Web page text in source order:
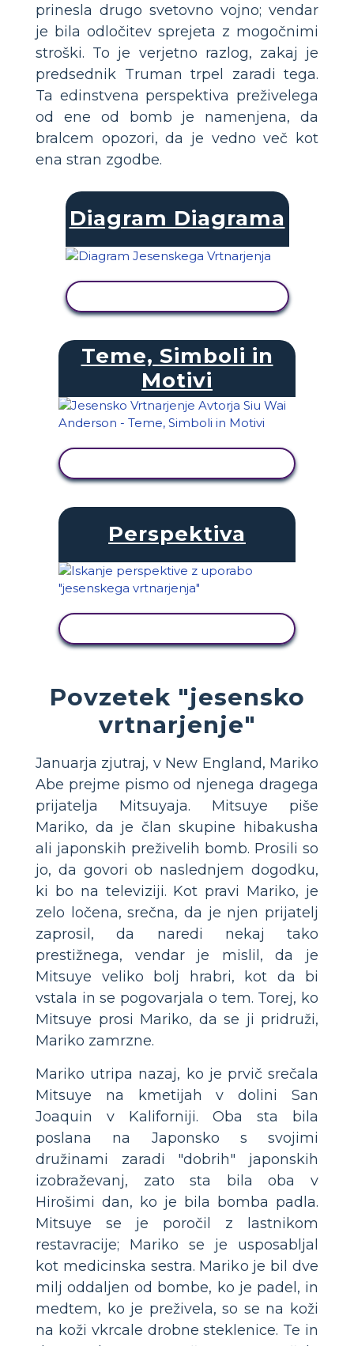
prinesla drugo svetovno vojno; vendar
je bila odločitev sprejeta z mogočnimi
stroški. To je verjetno razlog, zakaj je
predsednik Truman trpel zaradi tega.
Ta edinstvena perspektiva preživelega
od ene od bomb je namenjena, da
bralcem opozori, da je vedno več kot
ena stran zgodbe.
Diagram Diagrama
Teme, Simboli in
Motivi
Perspektiva
Povzetek "jesensko
vrtnarjenje"
Januarja zjutraj, v New England, Mariko
Abe prejme pismo od njenega dragega
prijatelja Mitsuyaja. Mitsuye piše
Mariko, da je član skupine hibakusha
ali japonskih preživelih bomb. Prosili so
jo, da govori ob naslednjem dogodku,
ki bo na televiziji. Kot pravi Mariko, je
zelo ločena, srečna, da je njen prijatelj
zaprosil, da naredi nekaj tako
prestižnega, vendar je mislil, da je
Mitsuye veliko bolj hrabri, kot da bi
vstala in se pogovarjala o tem. Torej, ko
Mitsuye prosi Mariko, da se ji pridruži,
Mariko zamrzne.
Mariko utripa nazaj, ko je prvič srečala
Mitsuye na kmetijah v dolini San
Joaquin v Kaliforniji. Oba sta bila
poslana na Japonsko s svojimi
družinami zaradi "dobrih" japonskih
izobraževanj, zato sta bila oba v
Hirošimi dan, ko je bila bomba padla.
Mitsuye se je poročil z lastnikom
restavracije; Mariko se je usposabljal
kot medicinska sestra. Mariko je bil dve
milj oddaljen od bombe, ko je padel, in
medtem, ko je preživela, so se na koži
na koži vkrcale drobne steklenice. Te in